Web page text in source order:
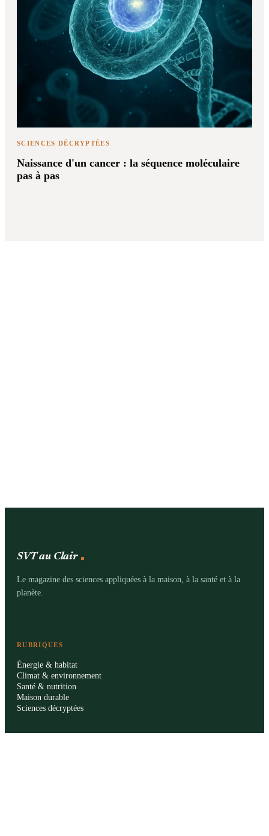
SCIENCES DÉCRYPTÉES
Naissance d'un cancer : la séquence moléculaire
pas à pas
SVT au Clair
Le magazine des sciences appliquées à la maison, à la santé et à la
planète.
RUBRIQUES
Énergie & habitat
Climat & environnement
Santé & nutrition
Maison durable
Sciences décryptées